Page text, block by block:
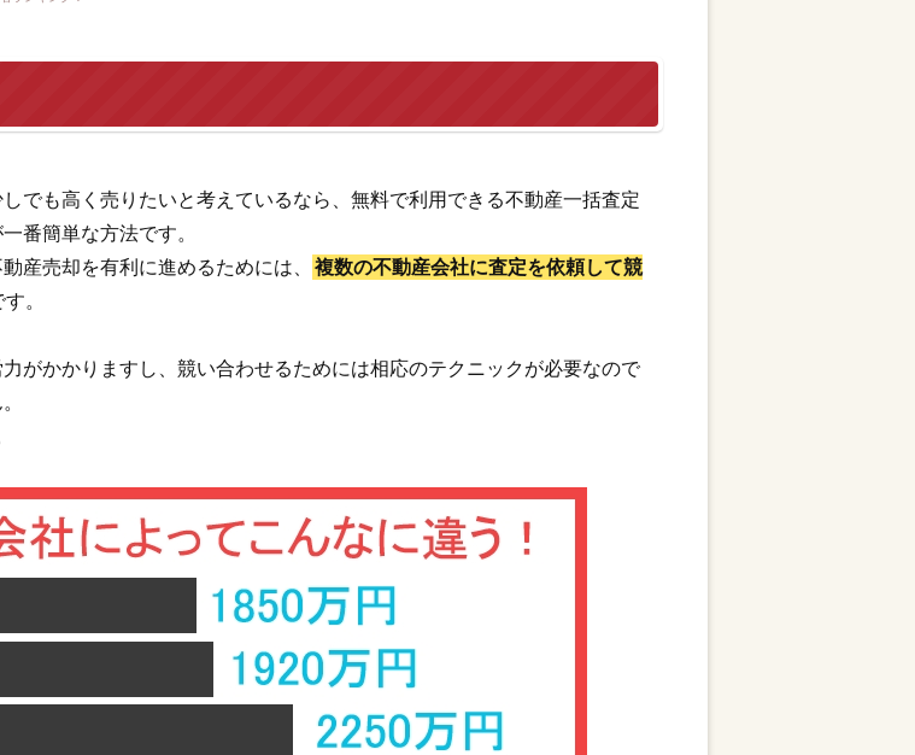
でも高く売りたいと考えているなら、無料で利用できる不動産一括査定
番簡単な方法です。
産売却を有利に進めるためには、
複数の不動産会社に査定を依頼して競
す。
がかかりますし、競い合わせるためには相応のテクニックが必要なので